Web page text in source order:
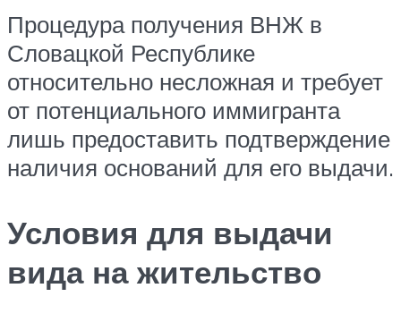
Процедура получения ВНЖ в
Словацкой Республике
относительно несложная и требует
от потенциального иммигранта
лишь предоставить подтверждение
наличия оснований для его выдачи.
Условия для выдачи
вида на жительство